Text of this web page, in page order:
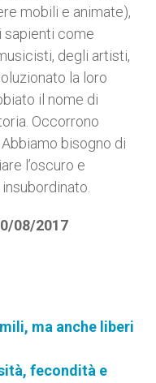
mobili e animate),
sapienti come
degli artisti,
la loro
il nome di
Occorrono
bisogno di
l’oscuro e
08/2017
ma anche liberi
fecondità e